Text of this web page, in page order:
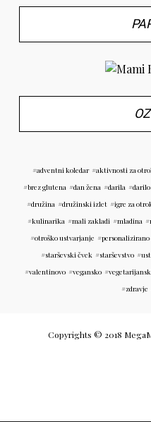
adventni koledar aktivnosti za
brez glutena
dan žena darila darilo
družina
družinski izlet igre za
kulinarika
mali zakladi mladina
otroško ustvarjanje
starševski čvek
starševstvo
valentinovo
vegansko
zdravje
Copyrights © 2018